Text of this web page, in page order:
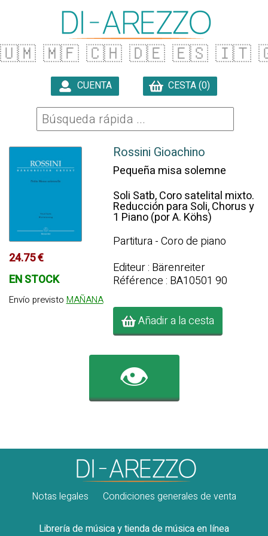
🇺🇲 🇲🇫 🇨🇭 🇩🇪 🇪🇸 🇮🇹
CUENTA CESTA (0)
24.75 €
EN STOCK
Envío previsto MAÑANA
Rossini Gioachino
Pequeña misa solemne
Soli Satb, Coro satelital mixto.
Reducción para Soli, Chorus y
1 Piano (por A. Köhs)
Partitura - Coro de piano
Editeur : Bärenreiter
Référence : BA10501 90
Añadir a la cesta
👁️
Notas legales Condiciones generales de venta
Librería de música y tienda de música en línea